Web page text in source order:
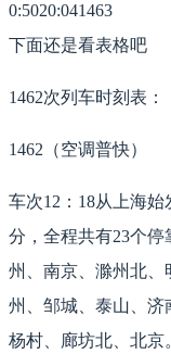
0:5020:041463
下面还是看表格吧
1462次列车时刻表：
1462（空调普快）
车次12：18从上海始
分，全程共有23个
州、南京、滁州北、
州、邹城、泰山、济
杨村、廊坊北、北京